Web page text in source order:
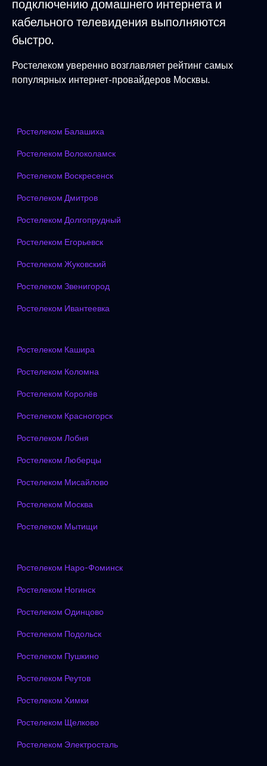
подключению домашнего интернета и
кабельного телевидения выполняются
быстро.
Ростелеком уверенно возглавляет рейтинг самых
популярных интернет-провайдеров Москвы.
Ростелеком Балашиха
Ростелеком Волоколамск
Ростелеком Воскресенск
Ростелеком Дмитров
Ростелеком Долгопрудный
Ростелеком Егорьевск
Ростелеком Жуковский
Ростелеком Звенигород
Ростелеком Ивантеевка
Ростелеком Кашира
Ростелеком Коломна
Ростелеком Королёв
Ростелеком Красногорск
Ростелеком Лобня
Ростелеком Люберцы
Ростелеком Мисайлово
Ростелеком Москва
Ростелеком Мытищи
Ростелеком Наро-Фоминск
Ростелеком Ногинск
Ростелеком Одинцово
Ростелеком Подольск
Ростелеком Пушкино
Ростелеком Реутов
Ростелеком Химки
Ростелеком Щелково
Ростелеком Электросталь